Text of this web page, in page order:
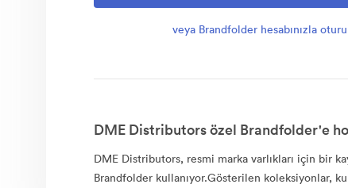
veya Brandfolder hesabınızla
DME Distributors özel Brandfolder'e
DME Distributors, resmi marka varlıkları için bir
Brandfolder kullanıyor.Gösterilen koleksiyonlar,